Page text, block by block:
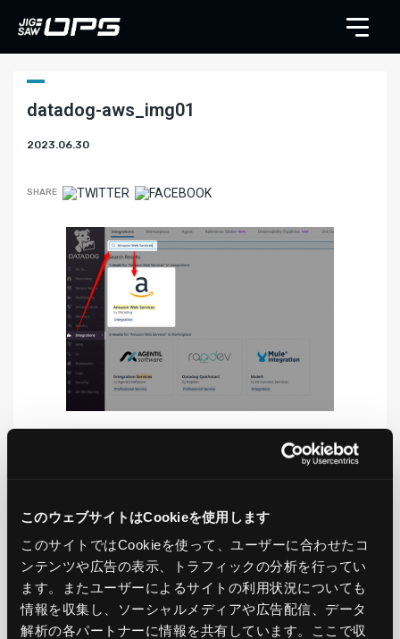
このウェブサイトはCookieを使用します
このサイトではCookieを使って、ユーザーに合わせたコ
ンテンツや広告の表示、トラフィックの分析を行ってい
ます。またユーザーによるサイトの利用状況についても
情報を収集し、ソーシャルメディアや広告配信、データ
解析の各パートナーに情報を共有しています。ここで収
datadog-aws_img01
2023.06.30
SHARE
PREV NEXT
BACK TO LIST